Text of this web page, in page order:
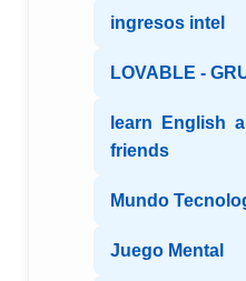
ingresos intel
LOVABLE -
learn English
friends
Mundo
Juego Mental